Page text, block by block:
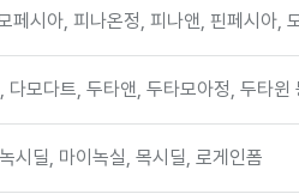
페시아, 피나온정, 피나앤, 핀페시아,
다모다트, 두타앤, 두타모아정, 두타윈
시딜, 마이녹실, 목시딜, 로게인폼